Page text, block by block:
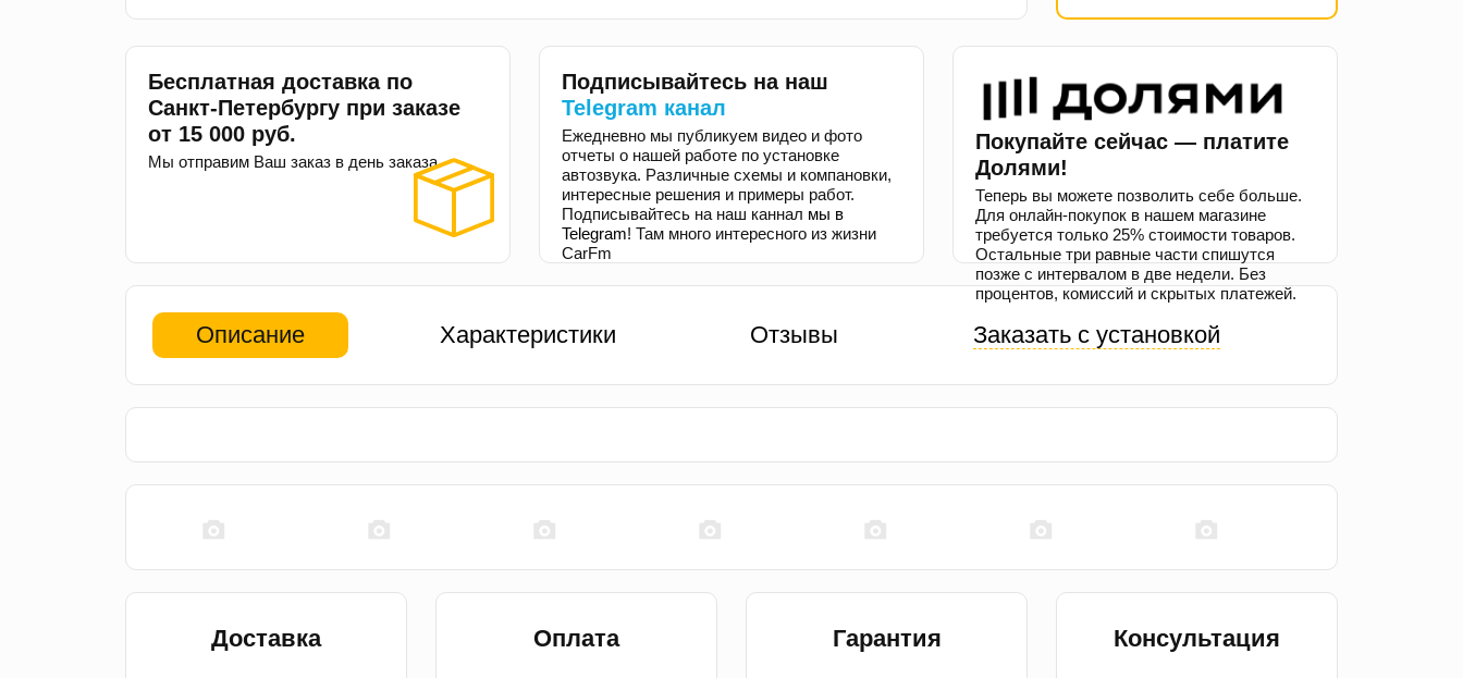
Бесплатная доставка по
Санкт-Петербургу при заказе
от 15 000 руб.
Мы отправим Ваш заказ в день заказа.
Подписывайтесь на наш
Telegram канал
Ежедневно мы публикуем видео и фото
отчеты о нашей работе по установке
автозвука. Различные схемы и компановки,
интересные решения и примеры работ.
Подписывайтесь на наш каннал мы в
Telegram! Там много интересного из жизни
CarFm
Покупайте сейчас — платите
Долями!
Теперь вы можете позволить себе больше.
Для онлайн-покупок в нашем магазине
требуется только 25% стоимости товаров.
Остальные три равные части спишутся
позже с интервалом в две недели. Без
процентов, комиссий и скрытых платежей.
Описание Характеристики Отзывы Заказать с установкой
Доставка Оплата Гарантия Консультация